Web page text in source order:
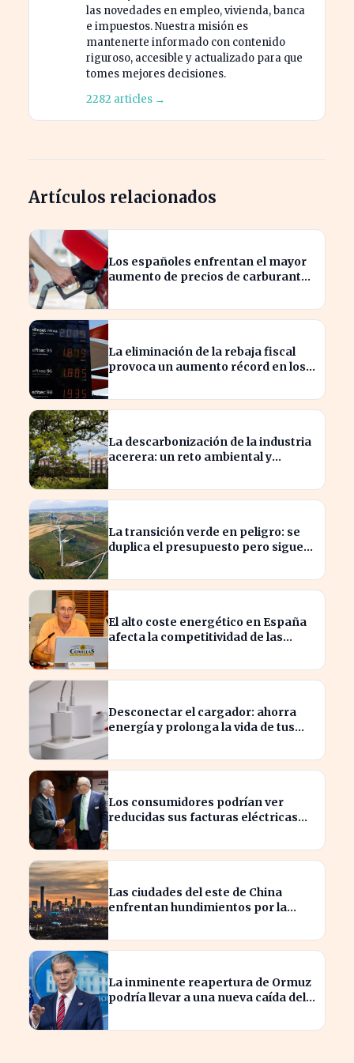
las novedades en empleo, vivienda, banca
e impuestos. Nuestra misión es
mantenerte informado con contenido
riguroso, accesible y actualizado para que
tomes mejores decisiones.
2282 articles →
Artículos relacionados
Los españoles enfrentan el mayor
aumento de precios de carburantes
La eliminación de la rebaja fiscal
provoca un aumento récord en los
La descarbonización de la industria
acerera: un reto ambiental y
La transición verde en peligro: se
duplica el presupuesto pero sigue
El alto coste energético en España
afecta la competitividad de las
Desconectar el cargador: ahorra
energía y prolonga la vida de tus
Los consumidores podrían ver
reducidas sus facturas eléctricas
para Iberdrola y Endesa.
Las ciudades del este de China
enfrentan hundimientos por la
subterránea
La inminente reapertura de Ormuz
podría llevar a una nueva caída del